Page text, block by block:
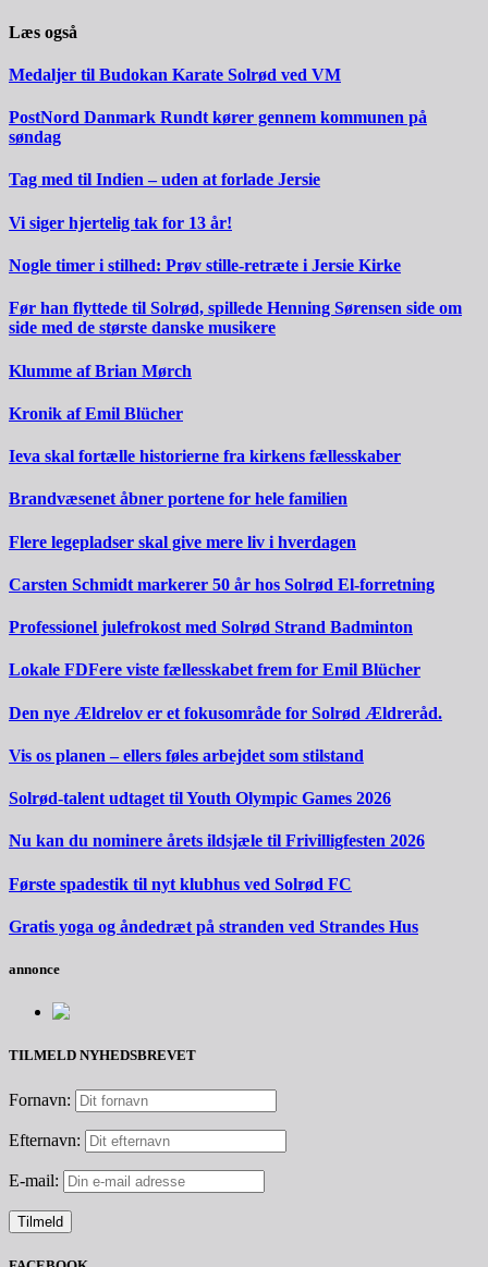
Læs også
Medaljer til Budokan Karate Solrød ved VM
PostNord Danmark Rundt kører gennem kommunen på
søndag
Tag med til Indien – uden at forlade Jersie
Vi siger hjertelig tak for 13 år!
Nogle timer i stilhed: Prøv stille-retræte i Jersie Kirke
Før han flyttede til Solrød, spillede Henning Sørensen side om
side med de største danske musikere
Klumme af Brian Mørch
Kronik af Emil Blücher
Ieva skal fortælle historierne fra kirkens fællesskaber
Brandvæsenet åbner portene for hele familien
Flere legepladser skal give mere liv i hverdagen
Carsten Schmidt markerer 50 år hos Solrød El-forretning
Professionel julefrokost med Solrød Strand Badminton
Lokale FDFere viste fællesskabet frem for Emil Blücher
Den nye Ældrelov er et fokusområde for Solrød Ældreråd.
Vis os planen – ellers føles arbejdet som stilstand
Solrød-talent udtaget til Youth Olympic Games 2026
Nu kan du nominere årets ildsjæle til Frivilligfesten 2026
Første spadestik til nyt klubhus ved Solrød FC
Gratis yoga og åndedræt på stranden ved Strandes Hus
annonce
TILMELD NYHEDSBREVET
Fornavn:
Efternavn:
E-mail: